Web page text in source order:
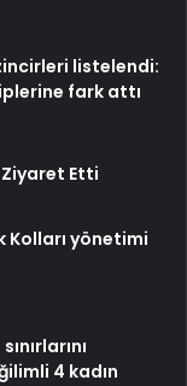
listelendi:
fark attı
Ziyaret Etti
Kolları yönetimi
4 kadın